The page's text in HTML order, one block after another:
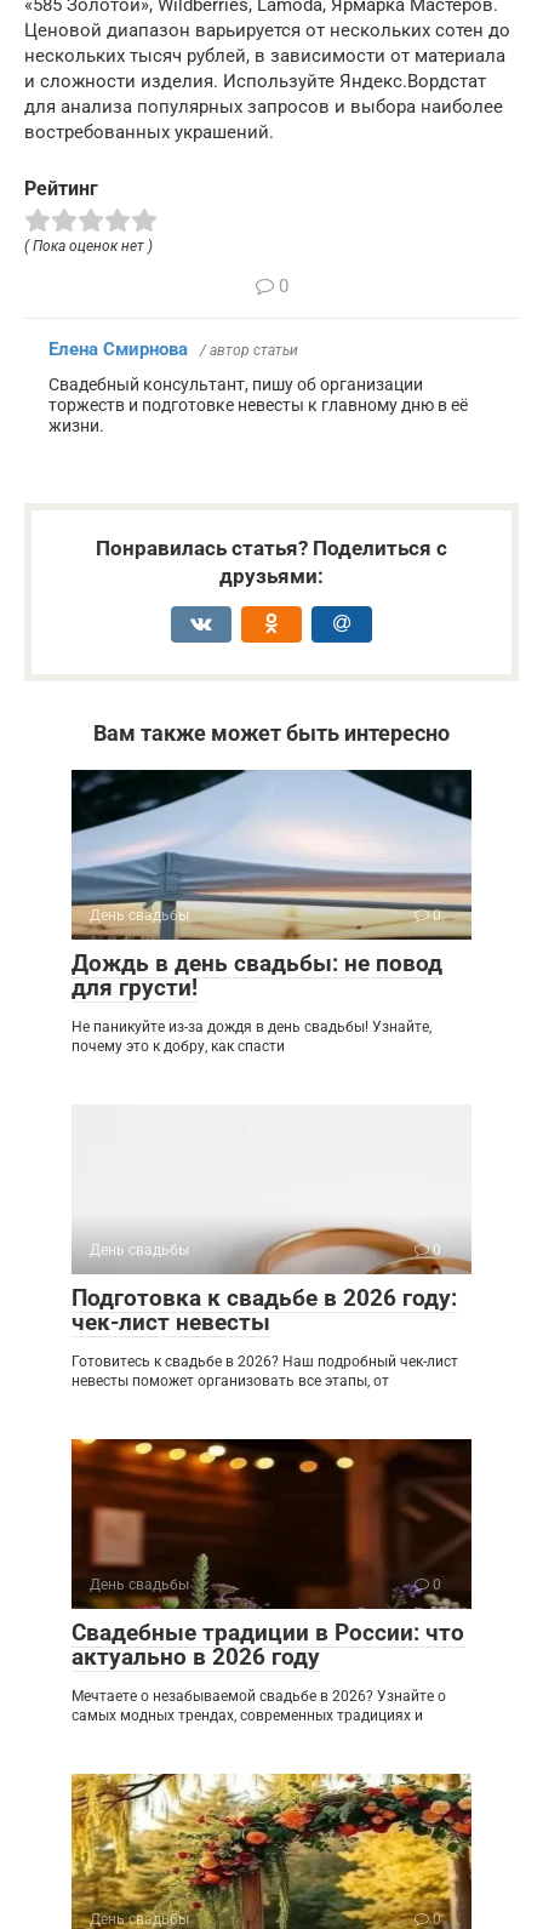
«585 Золотой», Wildberries, Lamoda, Ярмарка Мастеров.
Ценовой диапазон варьируется от нескольких сотен до
нескольких тысяч рублей, в зависимости от материала
и сложности изделия. Используйте Яндекс.Вордстат
для анализа популярных запросов и выбора наиболее
востребованных украшений.
Рейтинг
( Пока оценок нет )
0
Елена Смирнова / автор статьи
Свадебный консультант, пишу об организации
торжеств и подготовке невесты к главному дню в её
жизни.
Понравилась статья? Поделиться с
друзьями:
Вам также может быть интересно
День свадьбы 0
Дождь в день свадьбы: не повод
для грусти!
Не паникуйте из-за дождя в день свадьбы! Узнайте,
почему это к добру, как спасти
День свадьбы 0
Подготовка к свадьбе в 2026 году:
чек-лист невесты
Готовитесь к свадьбе в 2026? Наш подробный чек-лист
невесты поможет организовать все этапы, от
День свадьбы 0
Свадебные традиции в России: что
актуально в 2026 году
Мечтаете о незабываемой свадьбе в 2026? Узнайте о
самых модных трендах, современных традициях и
День свадьбы 0